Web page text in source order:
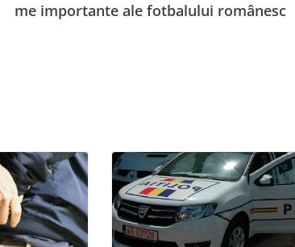
me importante ale fotbalului românesc